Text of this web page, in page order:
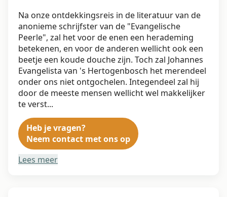
Na onze ontdekkingsreis in de literatuur van de
anonieme schrijfster van de "Evangelische
Peerle", zal het voor de enen een herademing
betekenen, en voor de anderen wellicht ook een
beetje een koude douche zijn. Toch zal Johannes
Evangelista van 's Hertogenbosch het merendeel
onder ons niet ontgochelen. Integendeel zal hij
door de meeste mensen wellicht wel makkelijker
te verst...
Heb je vragen?
Neem contact met ons op
Lees meer